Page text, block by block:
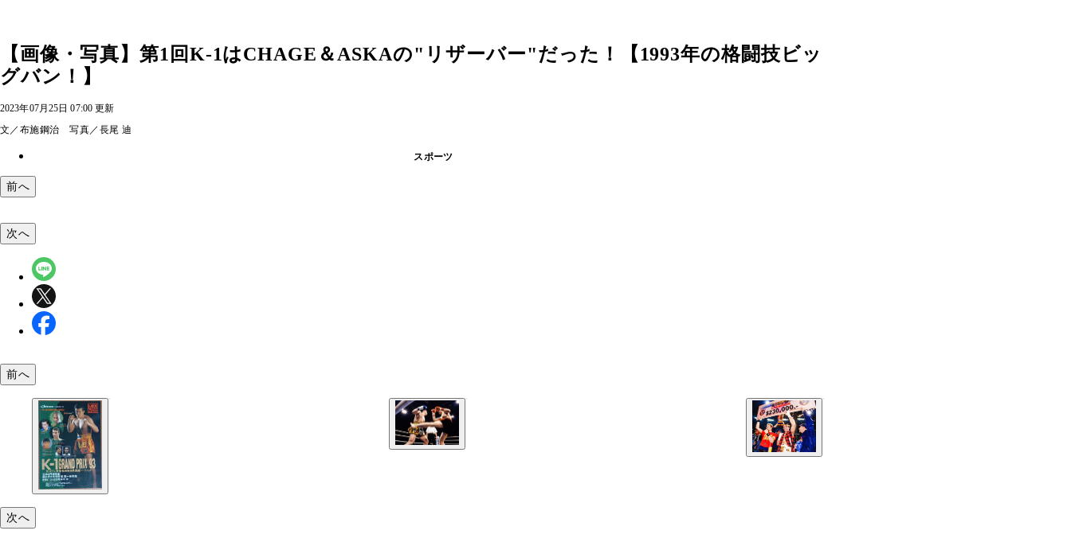
【画像・写真】第1回K-1はCHAGE＆ASKAの"リザーバー"だった！【1993年の格闘技ビッ
グバン！】
2023年07月25日 07:00 更新
文／布施鋼治 写真／長尾 迪
スポーツ
前へ
次へ
前へ
次へ